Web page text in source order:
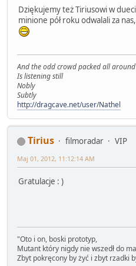
Dziękujemy też Tiriusowi w
minione pół roku odwalali za
And the odd crowd packed all around
Is listening still
Nobly
Subtly
http://dragcave.net/user/Nathel
Tirius filmoradar
VIP
Maj 01, 2012, 11:12:14 AM
Gratulacje : )
"Oto i on, boski prototyp,
Mutant który nigdy nie wszedł do
Zbyt pokręcony by żyć i zbyt rzadki